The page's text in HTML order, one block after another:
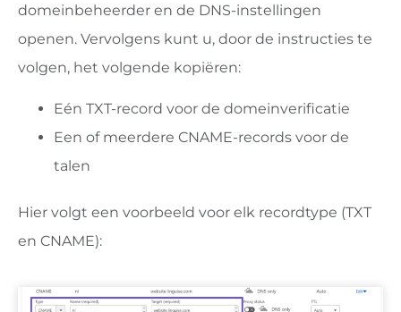
domeinbeheerder en de DNS-instellingen
openen. Vervolgens kunt u, door de instructies te
volgen, het volgende kopiëren:
Eén TXT-record voor de domeinverificatie
Een of meerdere CNAME-records voor de
talen
Hier volgt een voorbeeld voor elk recordtype (TXT
en CNAME):